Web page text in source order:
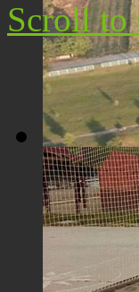
Плажа
Scroll to